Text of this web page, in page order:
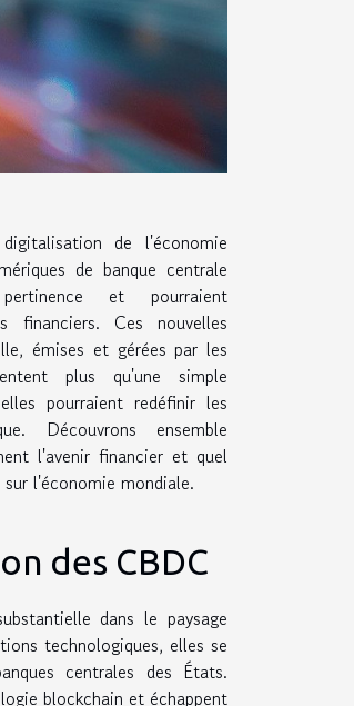
de l'économie
de banque centrale
et pourraient
financiers. Ces nouvelles
émises et gérées par les
plus qu'une simple
pourraient redéfinir les
Découvrons ensemble
l'avenir financier et quel
l'économie mondiale.
des CBDC
dans le paysage
technologiques, elles se
centrales des États.
blockchain et échappent